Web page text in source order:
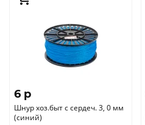
6 p
Шнур хоз.быт с сердеч. 3, 0 мм
(синий)